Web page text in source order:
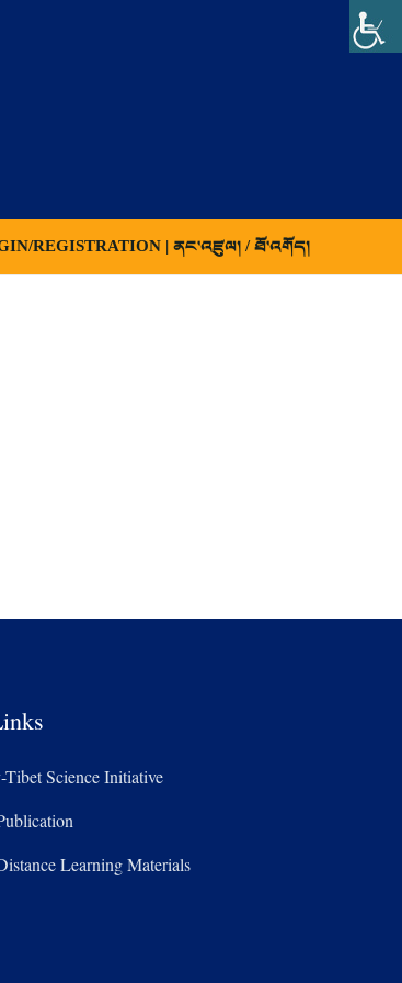
REGISTRATION | ནང་འཛུལ། / ཐོ་འགོད།
Tibet Science Initiative
Learning Materials